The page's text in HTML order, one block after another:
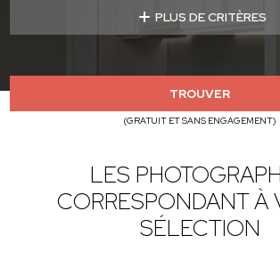
PLUS DE CRITÈRES
TROUVER
(GRATUIT ET SANS ENGAGEMENT)
LES
CORRESPONDANT À
SÉLECTION